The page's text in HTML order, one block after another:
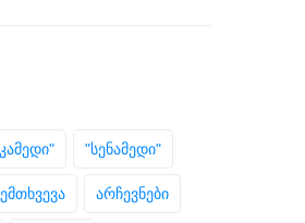
"სენამედი"
არჩევნები